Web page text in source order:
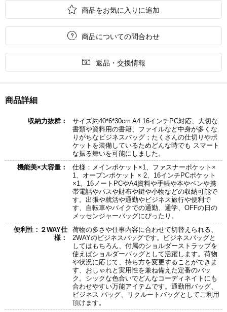
 商品をお気に入りに追加
 商品についての問合わせ
 返品・交換情報
商品詳細
収納力抜群：
サイズ約40*6*30cm A4 16インチPC対応、大切な
書類や資料用の書籍、ファイルなど中身が多くな
りがちなビジネスバッグ；たくさんの仕切りやポ
ケットを装備しているためどんな時でも スマート
な振る舞いを可能にしました。
機能美×大容量：
仕様：メインポケット×1、ファスナーポケット×
1、オープンポケット × 2、16インチPCポケット
×1。16ノートPCやA4資料や手帳や本やペンや携
帯電話やパスや財布や鍵や小物などの収納可能で
す。出張や就活や通勤やビジネス旅行や便利で
す、自転車やバイクでの通勤、通学、OFFの日の
メッセンジャーバッグにぴったり。
便利性：２WAY仕
様：
荷物の多さや仕事内容に合わせて切替えられる、
2WAYのビジネスバッグです。ビジネスバッグと
してはもちろん、付属のショルダーストラップを
使えばショルダーバッグとして活躍します。荷物
や状況に応じて、持ち方を変更することができま
す、おしゃれと実用性を兼ね備えた定番のバッ
ク。シックな色合いでどんなコーディネイトにも
合わせやすい万能アイテムです。通勤用バッグ、
ビジネス バッグ、リクルートバッグとしてご利用
頂けます。